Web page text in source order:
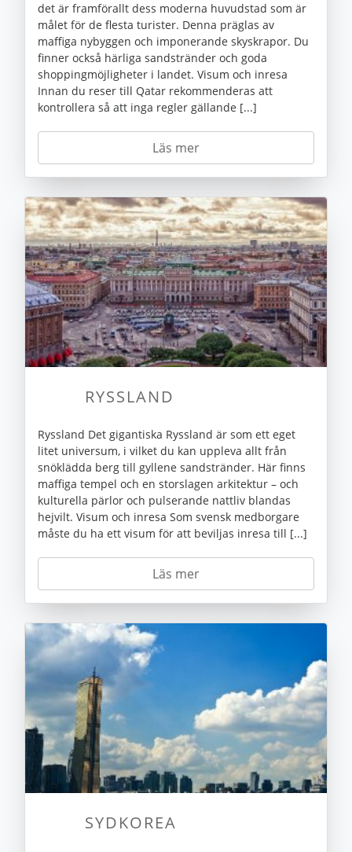
det är framförallt dess moderna huvudstad som är
målet för de flesta turister. Denna präglas av
maffiga nybyggen och imponerande skyskrapor. Du
finner också härliga sandstränder och goda
shoppingmöjligheter i landet. Visum och inresa
Innan du reser till Qatar rekommenderas att
kontrollera så att inga regler gällande [...]
Läs mer
RYSSLAND
Ryssland Det gigantiska Ryssland är som ett eget
litet universum, i vilket du kan uppleva allt från
snöklädda berg till gyllene sandstränder. Här finns
maffiga tempel och en storslagen arkitektur – och
kulturella pärlor och pulserande nattliv blandas
hejvilt. Visum och inresa Som svensk medborgare
måste du ha ett visum för att beviljas inresa till [...]
Läs mer
SYDKOREA